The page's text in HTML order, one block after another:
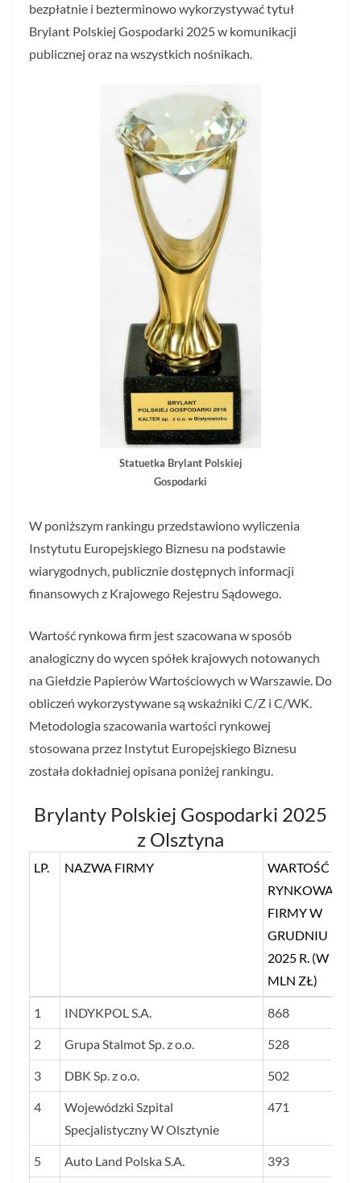
bezpłatnie i bezterminowo wykorzystywać tytuł
Brylant Polskiej Gospodarki 2025 w komunikacji
publicznej oraz na wszystkich nośnikach.
Statuetka Brylant Polskiej
Gospodarki
W poniższym rankingu przedstawiono wyliczenia
Instytutu Europejskiego Biznesu na podstawie
wiarygodnych, publicznie dostępnych informacji
finansowych z Krajowego Rejestru Sądowego.
Wartość rynkowa firm jest szacowana w sposób
analogiczny do wycen spółek krajowych notowanych
na Giełdzie Papierów Wartościowych w Warszawie. Do
obliczeń wykorzystywane są wskaźniki C/Z i C/WK.
Metodologia szacowania wartości rynkowej
stosowana przez Instytut Europejskiego Biznesu
została dokładniej opisana poniżej rankingu.
Brylanty Polskiej Gospodarki 2025
z Olsztyna
LP. NAZWA FIRMY
WARTOŚĆ
RYNKOWA
FIRMY W
GRUDNIU
2025 R. (W
MLN ZŁ)
LP.
NAZWA FIRMY
WARTOŚĆ
RYNKOWA
FIRMY W
GRUDNIU
1 INDYKPOL S.A. 868
2 Grupa Stalmot Sp. z o.o. 528
3 DBK Sp. z o.o. 502
4
Wojewódzki Szpital
Specjalistyczny W Olsztynie
471
5 Auto Land Polska S.A. 393